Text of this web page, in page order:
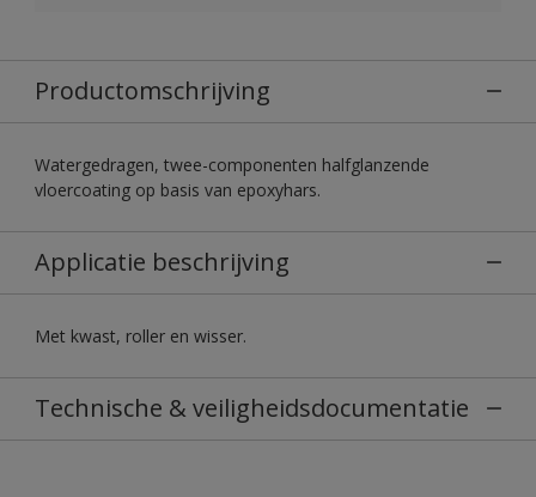
Productomschrijving
Watergedragen, twee-componenten halfglanzende
vloercoating op basis van epoxyhars.
Applicatie beschrijving
Met kwast, roller en wisser.
Technische & veiligheidsdocumentatie